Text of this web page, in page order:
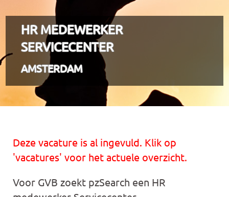
HR MEDEWERKER
SERVICECENTER
AMSTERDAM
Deze vacature is al ingevuld. Klik op
'vacatures' voor het actuele overzicht.
Voor GVB zoekt pzSearch een HR